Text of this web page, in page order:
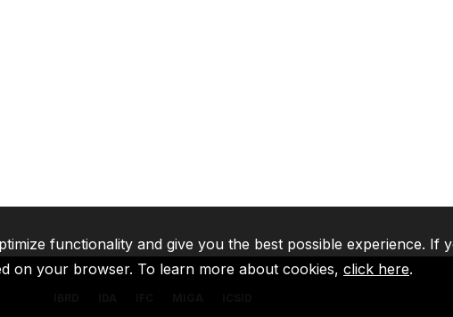
functionality and give you the best possible experience. If
on your browser. To learn more about cookies, click here.